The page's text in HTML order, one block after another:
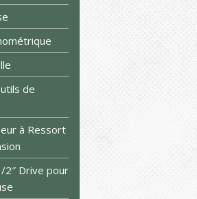
de
à Ressort
2″ Drive pour